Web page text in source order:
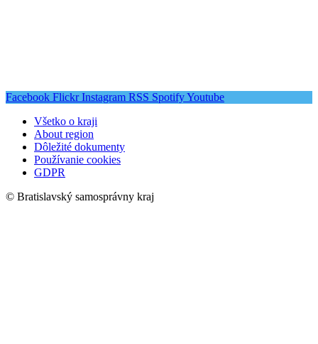
Facebook Flickr Instagram RSS SpotifyYoutube
Všetko o kraji
About region
Dôležité dokumenty
Používanie cookies
GDPR
© Bratislavský samosprávny kraj